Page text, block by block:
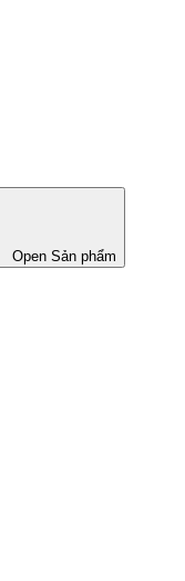
Open Sản phẩm